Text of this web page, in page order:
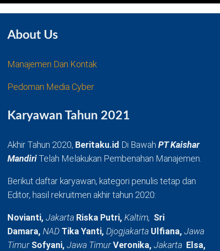
About Us
Manajemen Dan Kontak
Pedoman Media Cyber
Karyawan Tahun 2021
Akhir Tahun 2020, Beritaku.id Di Bawah PT Kaishar
MandiriTelah Melakukan Pembenahan Manajemen.
Berikut daftar karyawan, kategori penulis tetap dan
Editor, hasil rekruitmen akhir tahun 2020:
Novianti, Jakarta Riska Putri, Kaltim, Sri
Damara, NAD Tika Yanti, Djogjakarta Ulfiana, Jawa
TimurSofyani, Jawa TimurVeronika, Jakarta Elsa,